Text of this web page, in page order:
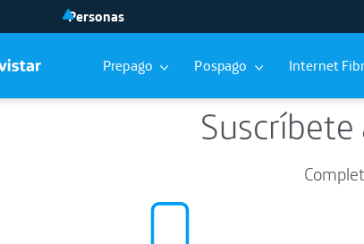
Personas
Prepago Pospago Internet